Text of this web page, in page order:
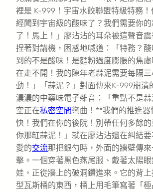
裡是 K-999！宇宙水餃聯盟特級特務
經聞到宇宙級的酸味了？我們需要你
了！馬上！」廖沾沾的耳朵被這聲音
捏著對講機，困惑地喊道：「特務？
到的不是酸味！是麵粉過度膨脹的焦
在走不開！我的陳年老蒜泥需要每隔
動！」「蒜泥？」對面傳來K-999崩潰
濃濃的中藥味電子雜音：「重點不是
空正在私密空間彎曲！**我們的推進器
快！我們在你的後院！別帶任何多餘
你那缸蒜泥！」就在廖沾沾還在糾結
愛的交流那把銀勺時，外面的牆壁傳
擊。一個穿著黑色燕尾服、戴著太陽
娃，正從牆上的破洞鑽進來。它的背
型瓦斯桶的東西，桶上用毛筆寫著「